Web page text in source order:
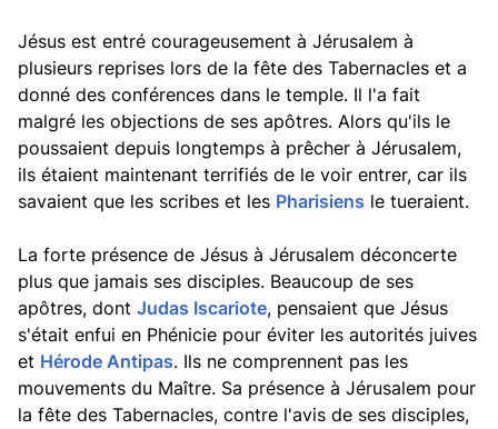
Jésus est entré courageusement à Jérusalem à
plusieurs reprises lors de la fête des Tabernacles et a
donné des conférences dans le temple. Il l'a fait
malgré les objections de ses apôtres. Alors qu'ils le
poussaient depuis longtemps à prêcher à Jérusalem,
ils étaient maintenant terrifiés de le voir entrer, car ils
savaient que les scribes et les Pharisiens le tueraient.
La forte présence de Jésus à Jérusalem déconcerte
plus que jamais ses disciples. Beaucoup de ses
apôtres, dont Judas Iscariote, pensaient que Jésus
s'était enfui en Phénicie pour éviter les autorités juives
et Hérode Antipas. Ils ne comprennent pas les
mouvements du Maître. Sa présence à Jérusalem pour
la fête des Tabernacles, contre l'avis de ses disciples,